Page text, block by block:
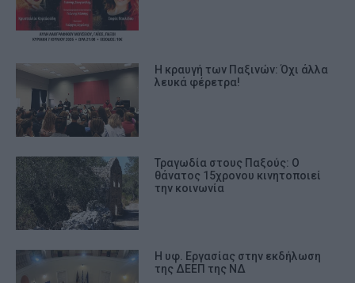
Η κραυγή των Παξινών: Όχι άλλα
λευκά φέρετρα!
Τραγωδία στους Παξούς: Ο
θάνατος 15χρονου κινητοποιεί
την κοινωνία
Η υφ. Εργασίας στην εκδήλωση
της ΔΕΕΠ της ΝΔ